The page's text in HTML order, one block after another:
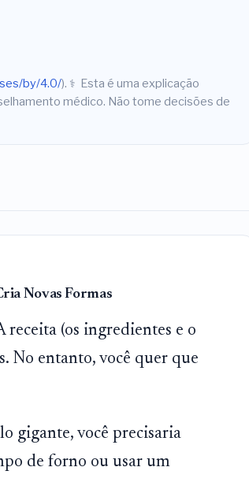
by/4.0/). ⚕️ Esta é uma explicação
médico. Não tome decisões de
Novas Formas
receita (os ingredientes e o
No entanto, você quer que
gigante, você precisaria
de forno ou usar um